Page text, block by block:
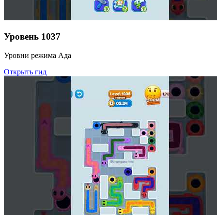
Уровень 1037
Уровни режима Ада
Открыть гид